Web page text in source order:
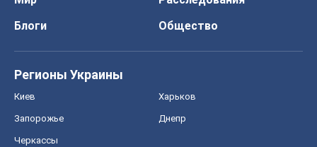
Блоги
Общество
Регионы Украины
Киев Харьков
Запорожье Днепр
Черкассы